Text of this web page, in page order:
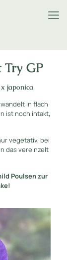
GP
japonica
in flach
ist noch intakt,
vegetativ, bei
das vereinzelt
Poulsen zur